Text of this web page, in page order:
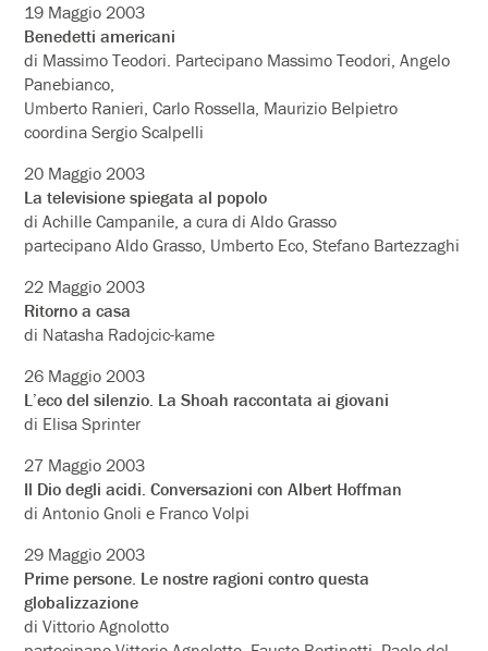
19 Maggio 2003
Benedetti americani
di Massimo Teodori. Partecipano Massimo Teodori, Angelo
Panebianco,
Umberto Ranieri, Carlo Rossella, Maurizio Belpietro
coordina Sergio Scalpelli
20 Maggio 2003
La televisione spiegata al popolo
di Achille Campanile, a cura di Aldo Grasso
partecipano Aldo Grasso, Umberto Eco, Stefano Bartezzaghi
22 Maggio 2003
Ritorno a casa
di Natasha Radojcic-kame
26 Maggio 2003
L’eco del silenzio. La Shoah raccontata ai giovani
di Elisa Sprinter
27 Maggio 2003
Il Dio degli acidi. Conversazioni con Albert Hoffman
di Antonio Gnoli e Franco Volpi
29 Maggio 2003
Prime persone. Le nostre ragioni contro questa
globalizzazione
di Vittorio Agnolotto